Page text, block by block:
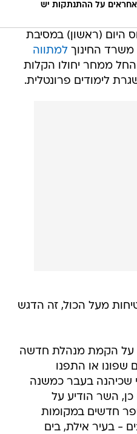
על ההתנתקות יש
היום (ראשון) במסיבת
משרד החינוךלמתווה
החל ממחר יחולו הקלות
לימודים פרונטלית.
מעל הכול, זה הדגש
על הקמת מנהלת חדשה
שפונו או התפנו
בעבר כמשנה
כן, השר הודיע על
חדשים במקומות
- בעיר אילת, בים